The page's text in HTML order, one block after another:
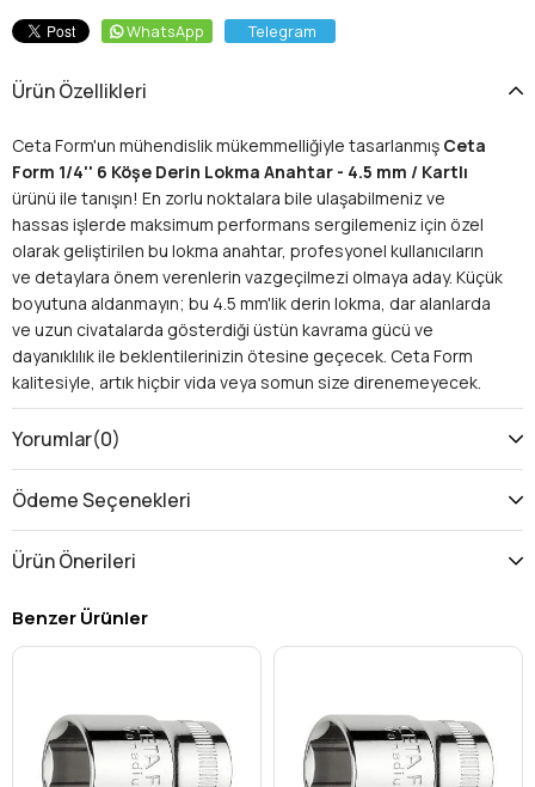
WhatsApp Telegram
Ürün Özellikleri
Ceta Form'un mühendislik mükemmelliğiyle tasarlanmış Ceta
Form 1/4'' 6 Köşe Derin Lokma Anahtar - 4.5 mm / Kartlı
ürünü ile tanışın! En zorlu noktalara bile ulaşabilmeniz ve
hassas işlerde maksimum performans sergilemeniz için özel
olarak geliştirilen bu lokma anahtar, profesyonel kullanıcıların
ve detaylara önem verenlerin vazgeçilmezi olmaya aday. Küçük
boyutuna aldanmayın; bu 4.5 mm'lik derin lokma, dar alanlarda
ve uzun civatalarda gösterdiği üstün kavrama gücü ve
dayanıklılık ile beklentilerinizin ötesine geçecek. Ceta Form
kalitesiyle, artık hiçbir vida veya somun size direnemeyecek.
Neden Ceta Form 1/4'' 6 Köşe Derin Lokma
Anahtar?
ayrılır ve her alet çantasının olmazsa olmazıdır:
Ulaşılması Zor Noktalarda Mükemmel Çözüm:
yerleştirilmiş civatalar ve uzun saplamalar için özel olarak
işlerinizi kolaylıkla tamamlarsınız ve zaman kazanırsınız.
Üstün Kavrama ve Güvenlik:6 köşe(altıgen) yapısı,
sayede civata veya somunların yuvarlanma riski minimize
edilir, iş güvenliğiniz artar ve parçalarınız zarar görmez.
Özellikle hassas bağlantılar için kritiktir.
Yorumlar(0)
Ödeme Seçenekleri
Ürün Önerileri
Benzer Ürünler